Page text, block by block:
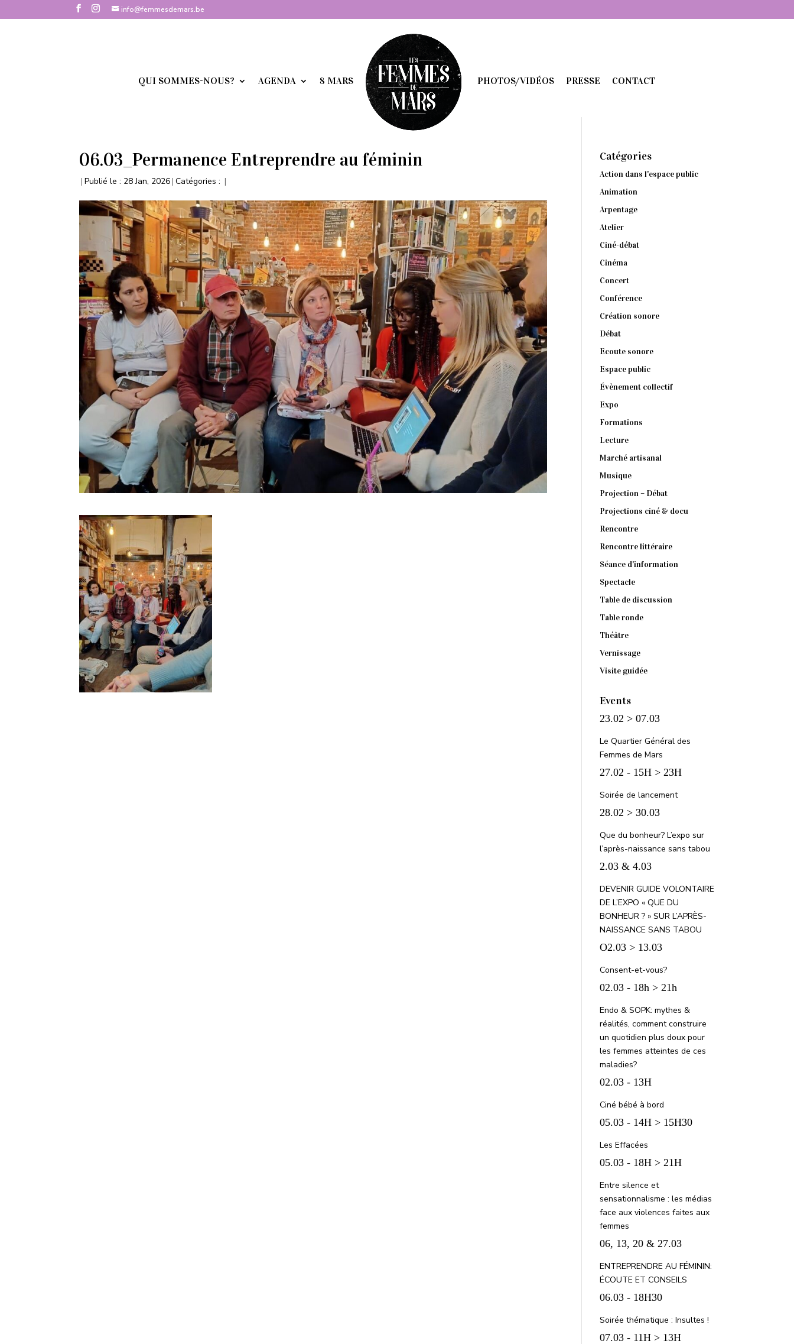
info@femmesdemars.be
QUI SOMMES-NOUS? AGENDA 8 MARS PHOTOS/VIDÉOS PRESSE CONTACT
06.03_Permanence Entreprendre au féminin
| Publié le : 28 Jan, 2026| Catégories : |
Catégories
Action dans l'espace public
Animation
Arpentage
Atelier
Ciné-débat
Cinéma
Concert
Conférence
Création sonore
Débat
Ecoute sonore
Espace public
Évènement collectif
Expo
Formations
Lecture
Marché artisanal
Musique
Projection – Débat
Projections ciné & docu
Rencontre
Rencontre littéraire
Séance d'information
Spectacle
Table de discussion
Table ronde
Théâtre
Vernissage
Visite guidée
Events
23.02 > 07.03
Le Quartier Général des
Femmes de Mars
27.02 - 15H > 23H
Soirée de lancement
28.02 > 30.03
Que du bonheur? L’expo sur
l’après-naissance sans tabou
2.03 & 4.03
DEVENIR GUIDE VOLONTAIRE
DE L’EXPO « QUE DU
BONHEUR ? » SUR L’APRÈS-
NAISSANCE SANS TABOU
O2.03 > 13.03
Consent-et-vous?
02.03 - 18h > 21h
Endo & SOPK: mythes &
réalités, comment construire
un quotidien plus doux pour
les femmes atteintes de ces
maladies?
02.03 - 13H
Ciné bébé à bord
05.03 - 14H > 15H30
Les Effacées
05.03 - 18H > 21H
Entre silence et
sensationnalisme : les médias
face aux violences faites aux
femmes
06, 13, 20 & 27.03
ENTREPRENDRE AU FÉMININ:
ÉCOUTE ET CONSEILS
06.03 - 18H30
Soirée thématique : Insultes !
07.03 - 11H > 13H